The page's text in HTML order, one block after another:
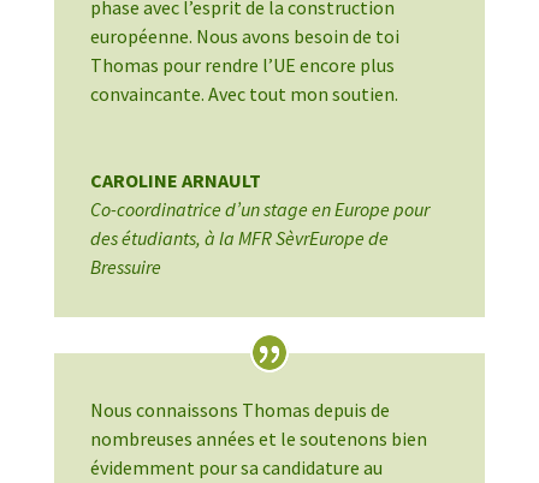
phase avec l’esprit de la construction
européenne. Nous avons besoin de toi
Thomas pour rendre l’UE encore plus
convaincante. Avec tout mon soutien.
CAROLINE ARNAULT
Co-coordinatrice d’un stage en Europe pour
des étudiants, à la MFR SèvrEurope de
Bressuire
Nous connaissons Thomas depuis de
nombreuses années et le soutenons bien
évidemment pour sa candidature au